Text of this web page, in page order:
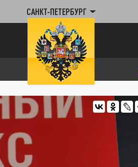
САНКТ-ПЕТЕРБУРГ